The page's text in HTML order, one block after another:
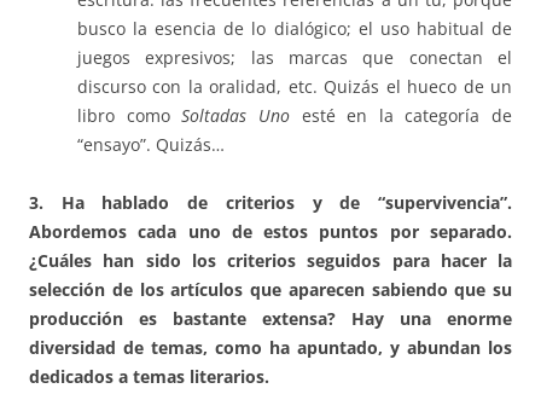
busco la esencia de lo dialógico; el uso habitual de
juegos expresivos; las marcas que conectan el
discurso con la oralidad, etc. Quizás el hueco de un
libro comoSoltadas Uno esté en la categoría de
“ensayo”. Quizás…
3. Ha hablado de criterios y de “supervivencia”.
Abordemos cada uno de estos puntos por separado.
¿Cuáles han sido los criterios seguidos para hacer la
selección de los artículos que aparecen sabiendo que su
producción es bastante extensa? Hay una enorme
diversidad de temas, como ha apuntado, y abundan los
dedicados a temas literarios.